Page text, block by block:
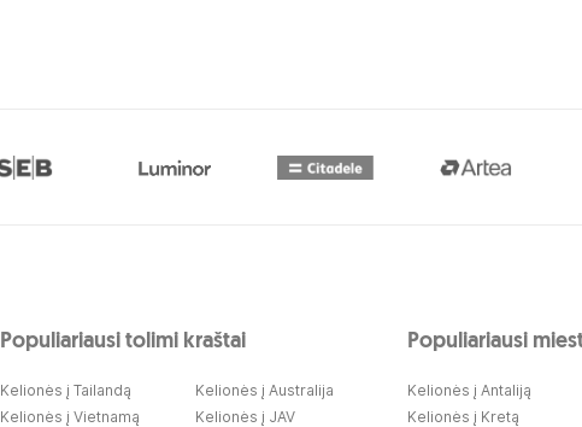
Populiariausi tolimi kraštai
Kelionės į Tailandą
Kelionės į Vietnamą
Kelionės į Australija
Kelionės į JAV
Populiariausi
Kelionės į Antaliją
Kelionės į Kretą